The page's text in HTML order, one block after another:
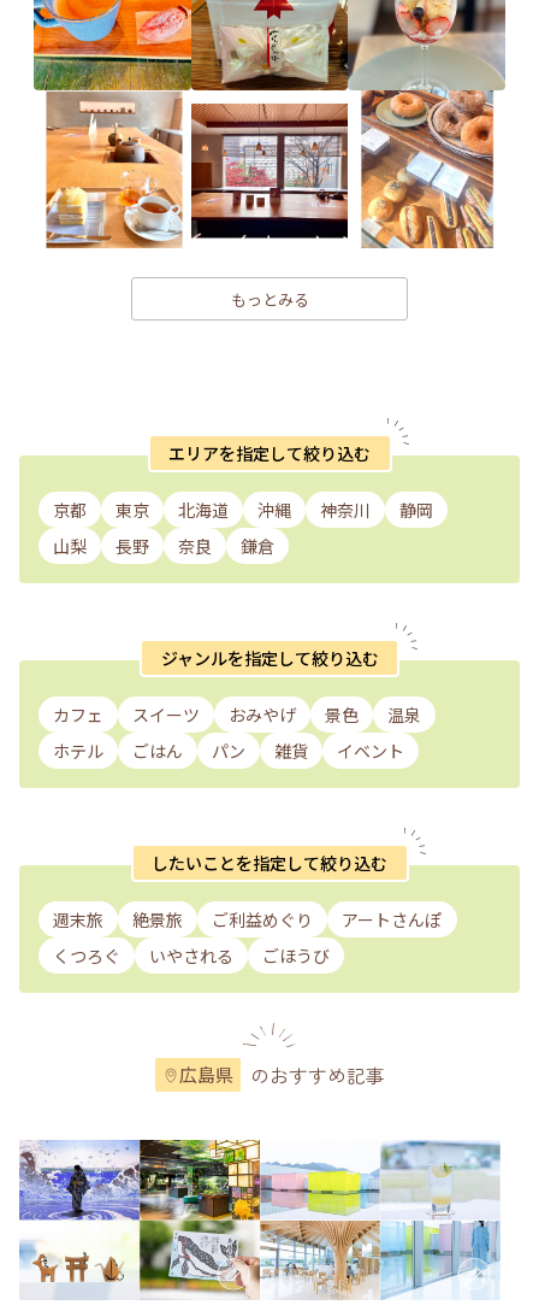
もっとみる
エリアを指定して絞り込む
京都 東京 北海道 沖縄 神奈川
静岡
山梨
長野 奈良 鎌倉
ジャンルを指定して絞り込む
カフェ スイーツ おみやげ 景色
温泉
ホテル
ごはん パン 雑貨 イベント
したいことを指定して絞り込む
週末旅 絶景旅 ご利益めぐり
アートさんぽ
くつろぐ
いやされる ごほうび
広島県 のおすすめ記事